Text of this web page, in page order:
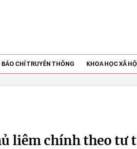
BÁO CHÍ TRUYỀN THÔNG KHOA HỌC XÃ
liêm chính theo tư